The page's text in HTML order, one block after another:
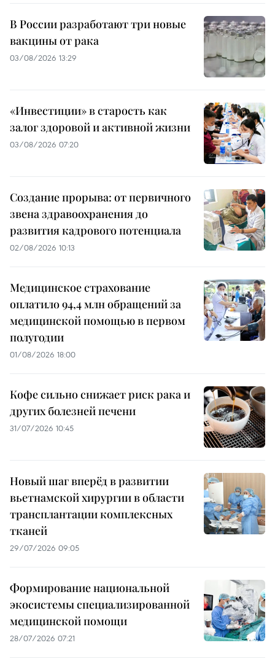
В России разработают три новые
вакцины от рака
03/08/2026 13:29
«Инвестиции» в старость как
залог здоровой и активной жизни
03/08/2026 07:20
Создание прорыва: от первичного
звена здравоохранения до
развития кадрового потенциала
02/08/2026 10:13
Медицинское страхование
оплатило 94,4 млн обращений за
медицинской помощью в первом
полугодии
01/08/2026 18:00
Кофе сильно снижает риск рака и
других болезней печени
31/07/2026 10:45
Новый шаг вперёд в развитии
вьетнамской хирургии в области
трансплантации комплексных
тканей
29/07/2026 09:05
Формирование национальной
экосистемы специализированной
медицинской помощи
28/07/2026 07:21